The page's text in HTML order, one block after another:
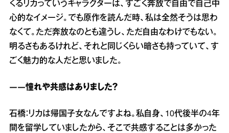
くるリカっていうキャラクターは、すごく奔放で自由で自己中
心的なイメージ。でも原作を読んだ時、私は全然そうは思わ
なくて。ただ奔放なのとも違うし、ただ自由なわけでもない。
明るさもあるけれど、それと同じくらい暗さも持っていて、す
ごく魅力的な人だと思いました。
――憧れや共感はありました？
石橋：リカは帰国子女なんですよね。私自身、10代後半の4年
間を留学していましたから、そこで共感することは多かった